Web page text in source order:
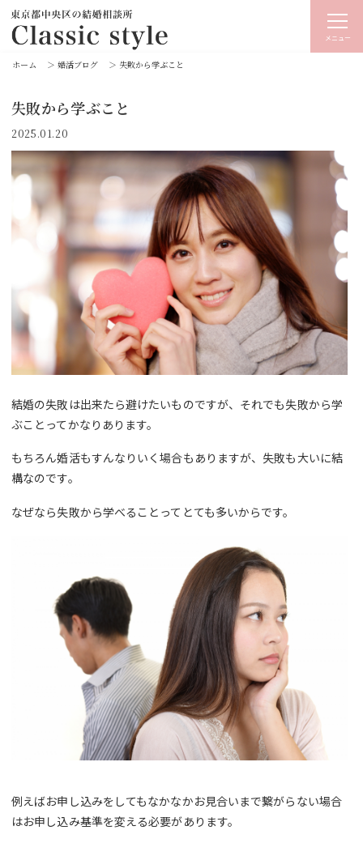
メニュー
ホーム ＞ 婚活ブログ ＞ 失敗から学ぶこと
失敗から学ぶこと
2025.01.20
結婚の失敗は出来たら避けたいものですが、それでも失敗から学
ぶことってかなりあります。
もちろん婚活もすんなりいく場合もありますが、失敗も大いに結
構なのです。
なぜなら失敗から学べることってとても多いからです。
例えばお申し込みをしてもなかなかお見合いまで繋がらない場合
はお申し込み基準を変える必要があります。